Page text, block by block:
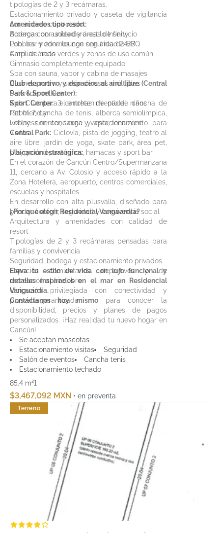
tipologías de 2 y 3 recámaras.
Estacionamiento privado y caseta de vigilancia
con acceso controlado
Bodegas por unidad y áreas de servicio
Lobbies modernos con seguridad 24/7
Amplias áreas verdes y zonas de uso común
Amenidades tipo resort:
Alberca con asoleadero estilo Infinity
Pool bar y zona lounge con área de BBQ
Carril de nado
Gimnasio completamente equipado
Spa con sauna, vapor y cabina de masajes
Business room y salón de usos múltiples
Salón de belleza
Kids Club para el entretenimiento de niños
Pet friendly
Lobby con concierge y estacionamiento para
visitas
Club deportivo y espacios al aire libre (Central
Park & Sport Center):
Sport Center:3 canchas de pádel, cancha de
fútbol 7, cancha de tenis, alberca semiolímpica,
wellness center, sauna y vapor, teen zone
Central Park: Ciclovía, pista de jogging, teatro al
aire libre, jardín de yoga, skate park, área pet,
playground para niños, hamacas y sport bar
Ubicación estratégica:
En el corazón de Cancún Centro/Supermanzana
11, cercano a Av. Colosio y acceso rápido a la
Zona Hotelera, aeropuerto, centros comerciales,
escuelas y hospitales
En desarrollo con alta plusvalía, diseñado para
brindar confort, seguridad y convivencia social
¿Por qué elegir Residencial Vanguardia?
Arquitectura y amenidades con calidad de
resort
Tipologías de 2 y 3 recámaras pensadas para
familias y convivencia
Seguridad, bodega y estacionamiento privados
Espacios comunitarios deportivos y de
recreación al aire libre
Ubicación privilegiada con conectividad y
plusvalía garantizada
Eleva tu estilo de vida con lujo funcional y
detalles inspirados en el mar en Residencial
Vanguardia.
Contáctanos hoy mismo para conocer la
disponibilidad, precios y planes de pagos
personalizados. ¡Haz realidad tu nuevo hogar en
Cancún!
Se aceptan mascotas
Estacionamiento visitas
Seguridad
Salón de eventos
Cancha tenis
Estacionamiento techado
85.4 m²1
$3,467,092 MXN • en preventa
Terreno